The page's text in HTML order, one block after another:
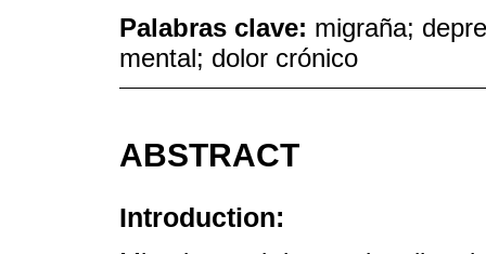
Palabras clave: migraña;
mental; dolor crónico
ABSTRACT
Introduction: